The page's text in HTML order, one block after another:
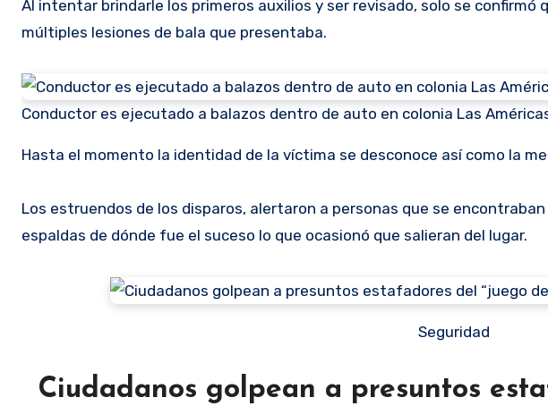
Al intentar brindarle los primeros auxilios y ser revisado, solo se
múltiples lesiones de bala que presentaba.
Conductor es ejecutado a balazos dentro de auto en colonia Las
Hasta el momento la identidad de la víctima se desconoce así como la
Los estruendos de los disparos, alertaron a personas que se
espaldas de dónde fue el suceso lo que ocasionó que salieran del lugar.
Seguridad
Ciudadanos golpean a presuntos